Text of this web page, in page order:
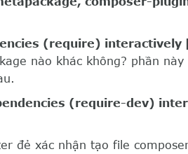
(require) interactively
nào khác không? phần
(require-dev)
đẻ xác nhận tạo file